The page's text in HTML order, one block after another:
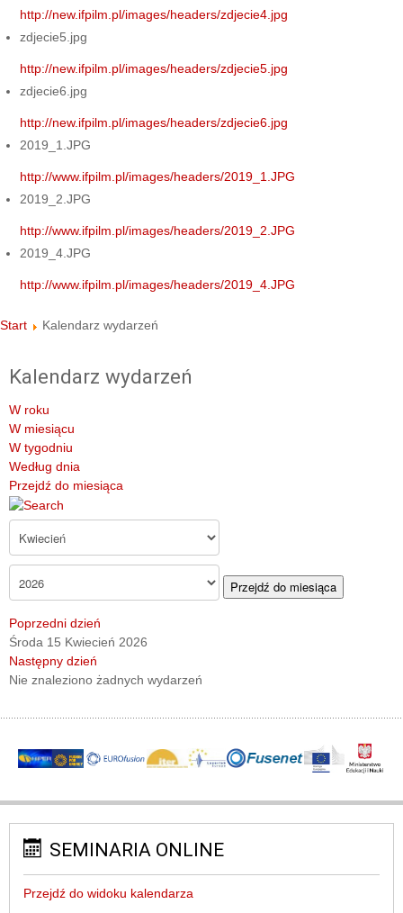
http://new.ifpilm.pl/images/headers/zdjecie4.jpg
zdjecie5.jpg
http://new.ifpilm.pl/images/headers/zdjecie5.jpg
zdjecie6.jpg
http://new.ifpilm.pl/images/headers/zdjecie6.jpg
2019_1.JPG
http://www.ifpilm.pl/images/headers/2019_1.JPG
2019_2.JPG
http://www.ifpilm.pl/images/headers/2019_2.JPG
2019_4.JPG
http://www.ifpilm.pl/images/headers/2019_4.JPG
Start Kalendarz wydarzeń
Kalendarz wydarzeń
W roku
W miesiącu
W tygodniu
Według dnia
Przejdź do miesiąca
Przejdź do miesiąca
Poprzedni dzień
Środa 15 Kwiecień 2026
Następny dzień
Nie znaleziono żadnych wydarzeń
SEMINARIA ONLINE
Przejdź do widoku kalendarza